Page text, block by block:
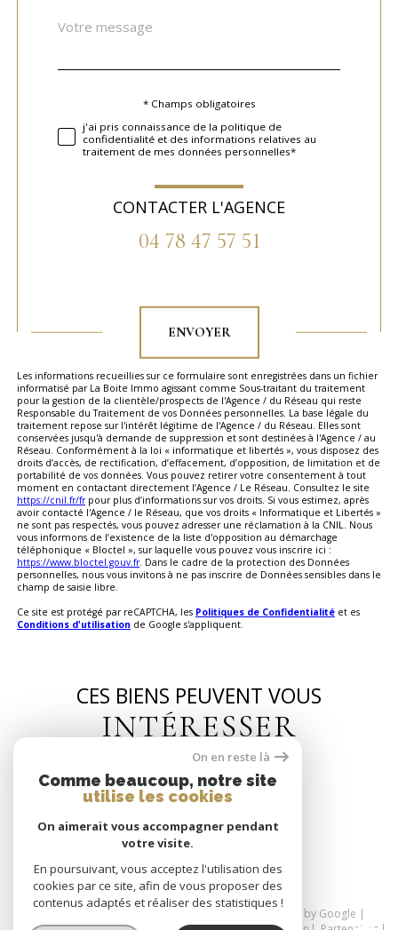
Fieldset
Message
*
Validation* Champs obligatoires
j'ai pris connaissance de la politique de
confidentialité et des informations relatives au
traitement de mes données personnelles*
CONTACTER L'AGENCE
04 78 47 57 51
ENVOYER
Les informations recueillies sur ce formulaire sont enregistrées dans un fichier
informatisé par La Boite Immo agissant comme Sous-traitant du traitement
pour la gestion de la clientèle/prospects de l'Agence / du Réseau qui reste
Responsable du Traitement de vos Données personnelles. La base légale du
traitement repose sur l'intérêt légitime de l'Agence / du Réseau. Elles sont
conservées jusqu'à demande de suppression et sont destinées à l'Agence / au
Réseau. Conformément à la loi « informatique et libertés », vous disposez des
droits d’accès, de rectification, d’effacement, d’opposition, de limitation et de
portabilité de vos données. Vous pouvez retirer votre consentement à tout
moment en contactant directement l’Agence / Le Réseau. Consultez le site
https://cnil.fr/frpour plus d’informations sur vos droits. Si vous estimez, après
avoir contacté l'Agence / le Réseau, que vos droits « Informatique et Libertés »
ne sont pas respectés, vous pouvez adresser une réclamation à la CNIL. Nous
vous informons de l’existence de la liste d'opposition au démarchage
téléphonique « Bloctel », sur laquelle vous pouvez vous inscrire ici :
https://www.bloctel.gouv.fr. Dans le cadre de la protection des Données
personnelles, nous vous invitons à ne pas inscrire de Données sensibles dans le
champ de saisie libre.
Ce site est protégé par reCAPTCHA, les Politiques de Confidentialité et es
Conditions d'utilisation de Google s'appliquent.
CES BIENS PEUVENT VOUS
INTÉRESSER
SE CONNECTER
espace propriétaire
© 2026 | Tous droits réservés | Traduction powered by Google |
On en reste là
Comme beaucoup, notre site
utilise les cookies
On aimerait vous accompagner pendant
votre visite.
En poursuivant, vous acceptez l'utilisation des
cookies par ce site, afin de vous proposer des
contenus adaptés et réaliser des statistiques !